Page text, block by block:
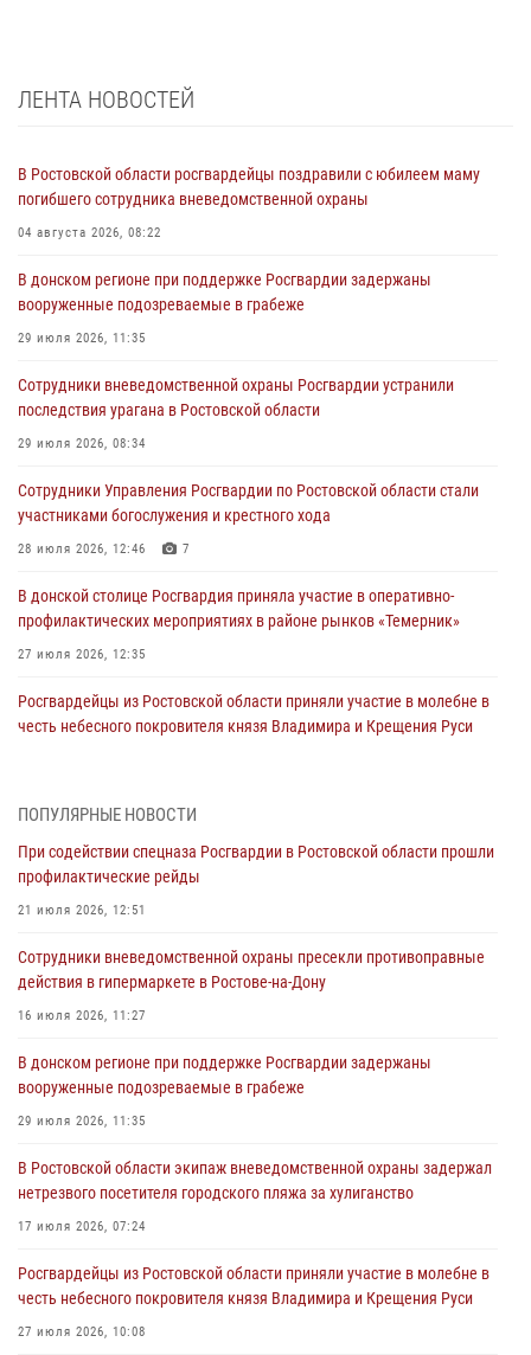
ЛЕНТА НОВОСТЕЙ
В Ростовской области росгвардейцы поздравили с юбилеем маму
погибшего сотрудника вневедомственной охраны
04 августа 2026, 08:22
В донском регионе при поддержке Росгвардии задержаны
вооруженные подозреваемые в грабеже
29 июля 2026, 11:35
Сотрудники вневедомственной охраны Росгвардии устранили
последствия урагана в Ростовской области
29 июля 2026, 08:34
Сотрудники Управления Росгвардии по Ростовской области стали
участниками богослужения и крестного хода
28 июля 2026, 12:46 7
В донской столице Росгвардия приняла участие в оперативно-
профилактических мероприятиях в районе рынков «Темерник»
27 июля 2026, 12:35
Росгвардейцы из Ростовской области приняли участие в молебне в
честь небесного покровителя князя Владимира и Крещения Руси
При содействии спецназа Росгвардии в Ростовской области прошли
21 июля 2026, 12:51
В Ростовской области экипаж вневедомственной охраны задержал
17 июля 2026, 07:24
Сотрудники вневедомственной охраны пресекли противоправные
16 июля 2026, 11:27
Конкурс профессионального мастерства взрывотехников прошел в
ПОПУЛЯРНЫЕ НОВОСТИ
При содействии спецназа Росгвардии в Ростовской области прошли
профилактические рейды
21 июля 2026, 12:51
Сотрудники вневедомственной охраны пресекли противоправные
действия в гипермаркете в Ростове-на-Дону
16 июля 2026, 11:27
В донском регионе при поддержке Росгвардии задержаны
вооруженные подозреваемые в грабеже
29 июля 2026, 11:35
В Ростовской области экипаж вневедомственной охраны задержал
нетрезвого посетителя городского пляжа за хулиганство
17 июля 2026, 07:24
Росгвардейцы из Ростовской области приняли участие в молебне в
честь небесного покровителя князя Владимира и Крещения Руси
27 июля 2026, 10:08